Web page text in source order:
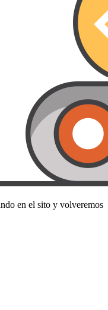
en el sito y volveremos